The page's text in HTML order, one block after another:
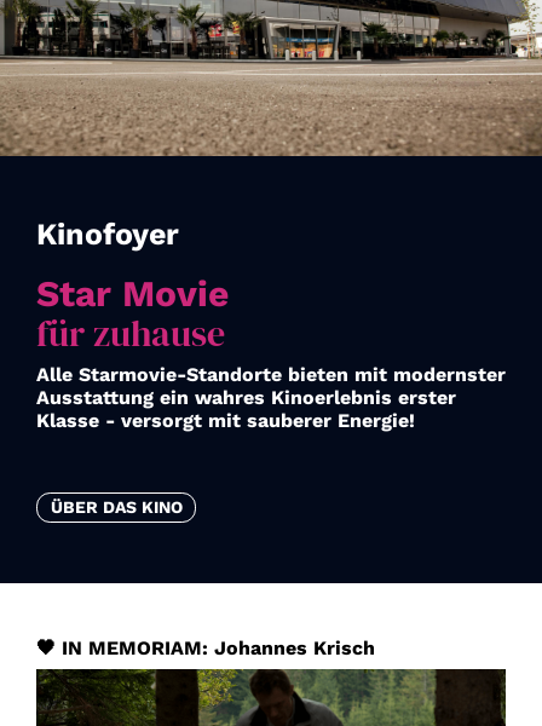
Kinofoyer
Star Movie
für zuhause
Alle Starmovie-Standorte bieten mit modernster
Ausstattung ein wahres Kinoerlebnis erster
Klasse - versorgt mit sauberer Energie!
ÜBER DAS KINO
🖤 IN MEMORIAM: Johannes Krisch